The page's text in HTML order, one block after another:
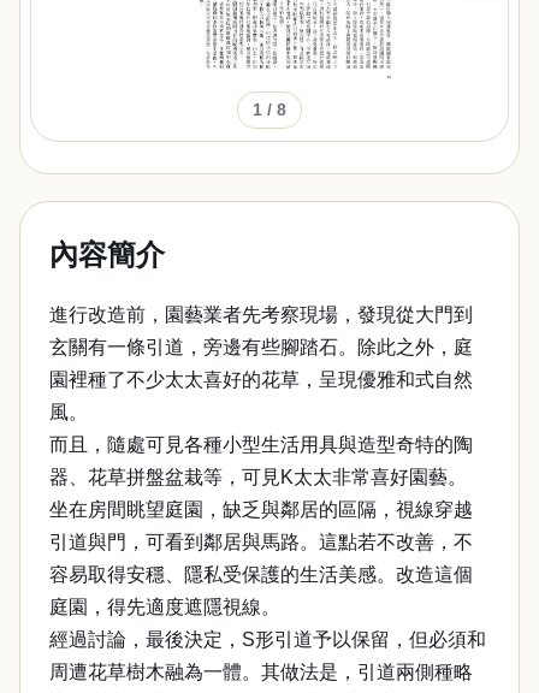
1 / 8
內容簡介
進行改造前，園藝業者先考察現場，發現從大門到
玄關有一條引道，旁邊有些腳踏石。除此之外，庭
園裡種了不少太太喜好的花草，呈現優雅和式自然
風。
而且，隨處可見各種小型生活用具與造型奇特的陶
器、花草拼盤盆栽等，可見K太太非常喜好園藝。
坐在房間眺望庭園，缺乏與鄰居的區隔，視線穿越
引道與門，可看到鄰居與馬路。這點若不改善，不
容易取得安穩、隱私受保護的生活美感。改造這個
庭園，得先適度遮隱視線。
經過討論，最後決定，S形引道予以保留，但必須和
周遭花草樹木融為一體。其做法是，引道兩側種略